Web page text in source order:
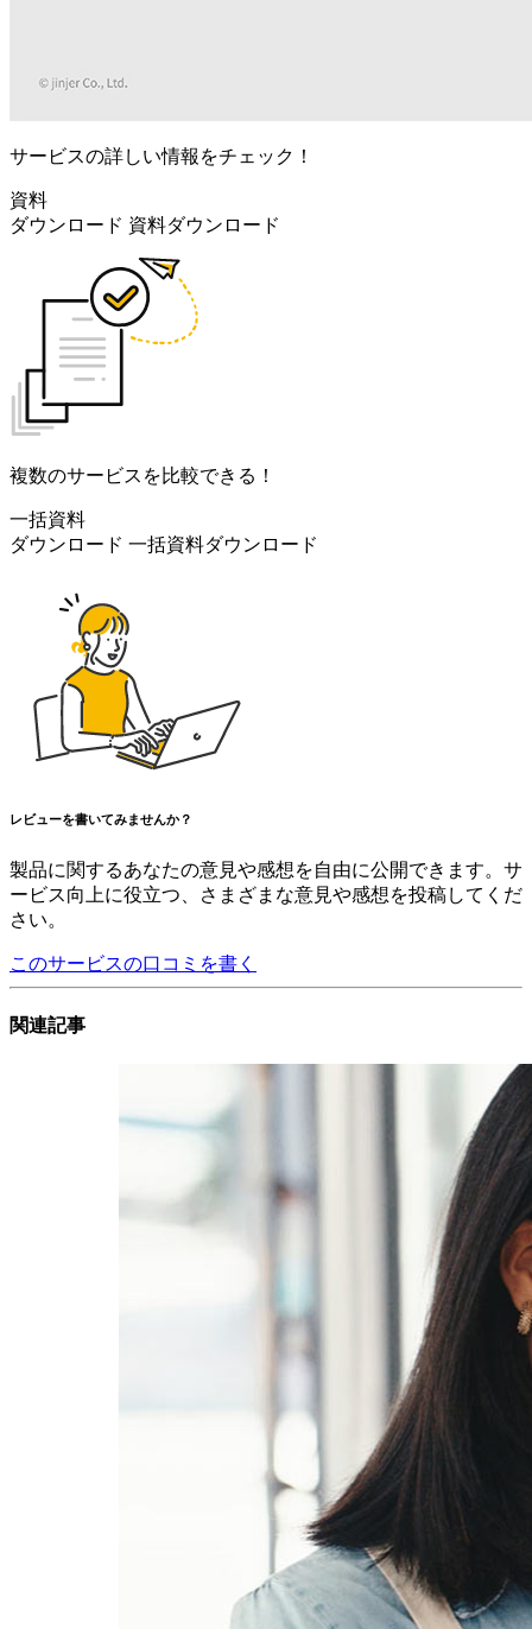
サービスの詳しい情報をチェック！
資料
ダウンロード 資料ダウンロード
複数のサービスを比較できる！
一括資料
ダウンロード 一括資料ダウンロード
レビューを書いてみませんか？
製品に関するあなたの意見や感想を自由に公開できます。サ
ービス向上に役立つ、さまざまな意見や感想を投稿してくだ
さい。
このサービスの口コミを書く
関連記事